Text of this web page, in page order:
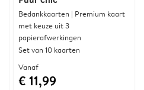
Bedankkaarten | Premium kaart
met keuze uit 3
papierafwerkingen
Set van 10 kaarten
Vanaf
€ 11,99